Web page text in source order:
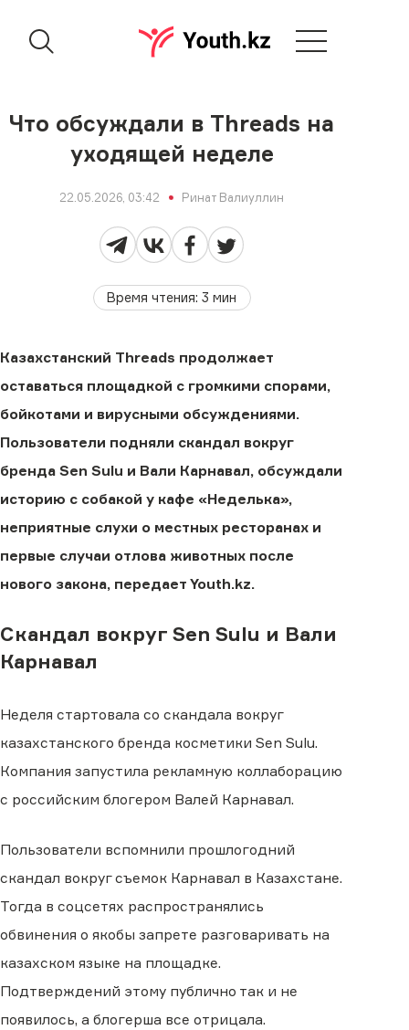
Что обсуждали в Threads на
уходящей неделе
22.05.2026, 03:42 Ринат Валиуллин
Время чтения:3 мин
Казахстанский Threads продолжает
оставаться площадкой с громкими спорами,
бойкотами и вирусными обсуждениями.
Пользователи подняли скандал вокруг
бренда Sen Sulu и Вали Карнавал, обсуждали
историю с собакой у кафе «Неделька»,
неприятные слухи о местных ресторанах и
первые случаи отлова животных после
нового закона, передает Youth.kz.
Скандал вокруг Sen Sulu и Вали
Карнавал
Неделя стартовала со скандала вокруг
казахстанского бренда косметики Sen Sulu.
Компания запустила рекламную коллаборацию
с российским блогером Валей Карнавал.
Пользователи вспомнили прошлогодний
скандал вокруг съемок Карнавал в Казахстане.
Тогда в соцсетях распространялись
обвинения о якобы запрете разговаривать на
казахском языке на площадке.
Подтверждений этому публично так и не
появилось, а блогерша все отрицала.